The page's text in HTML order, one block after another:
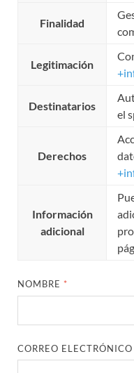
Finalidad
Legitimación
Destinatarios
el
Derechos
Información
adicional
NOMBRE *
CORREO ELECTRÓNICO